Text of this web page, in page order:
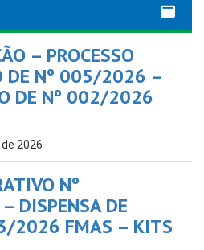
– PROCESSO
DE Nº 005/2026 –
DE Nº 002/2026
2026
Nº
DE
2026 FMAS – KITS